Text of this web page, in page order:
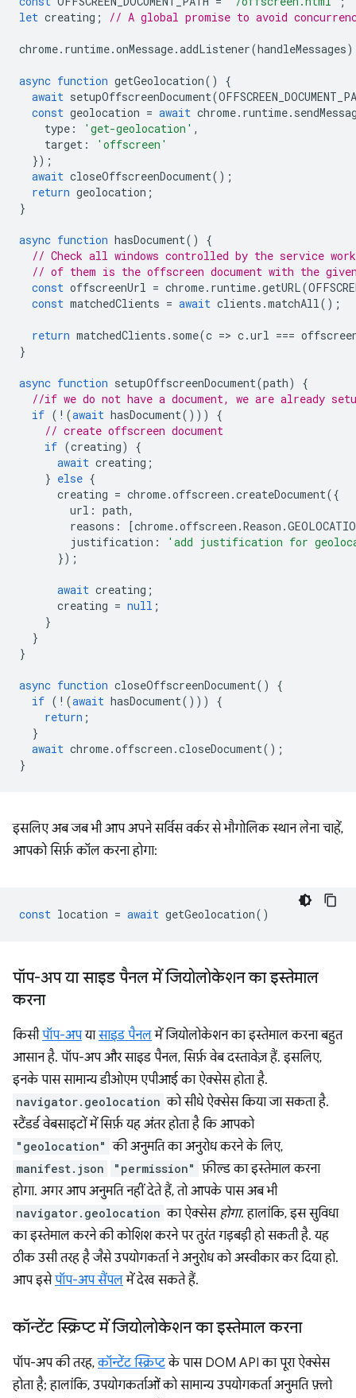
let creating ; // A global promise to avoid
chrome. runtime.onMessage.addListener(handleMessages
async function getGeolocation()
{
await setupOffscreenDocument(
const geolocation = await chrome. runtime.
type : 'get-geolocation' ,
target :
'offscreen'
});
await closeOffscreenDocument();
return geolocation ;
}
async function hasDocument()
{
// Check all windows controlled by the service
// of them is the offscreen document with the
const offscreenUrl = chrome. runtime.getURL(
const matchedClients = await clients .matchAll ();
return matchedClients . some(c => c.url ===
}
async function setupOffscreenDocument(path)
{
//if we do not have a document, we are already
if ( ! (await hasDocument()))
{
// create offscreen document
if (creating)
{
await creating ;
} else {
creating = chrome.offscreen .createDocument({
url : path,
reasons : [chrome.offscreen .Reason .
justification :
'add justification for
});
await creating ;
creating = null ;
}
}
}
async function closeOffscreenDocument()
{
if ( ! (await hasDocument()))
{
return ;
}
await chrome.offscreen .closeDocument();
}
इसलिए अब जब भी आप अपने सर्विस वर्कर से भौगोलिक स्थान लेना चाहें,
आपको सिर्फ़ कॉल करना होगा:
const location = await getGeolocation()
पॉप-अप या साइड पैनल में जियोलोकेशन का इस्तेमाल
करना
किसीपॉप-अपयासाइड पैनलमें जियोलोकेशन का इस्तेमाल करना बहुत
आसान है. पॉप-अप और साइड पैनल, सिर्फ़ वेब दस्तावेज़ हैं. इसलिए,
इनके पास सामान्य डीओएम एपीआई का ऐक्सेस होता है.
navigator.geolocation को सीधे ऐक्सेस किया जा सकता है.
स्टैंडर्ड वेबसाइटों में सिर्फ़ यह अंतर होता है कि आपको
"geolocation" की अनुमति का अनुरोध करने के लिए,
manifest.json "permission" फ़ील्ड का इस्तेमाल करना
होगा. अगर आप अनुमति नहीं देते हैं, तो आपके पास अब भी
navigator.geolocation का ऐक्सेस होगा. हालांकि, इस सुविधा
का इस्तेमाल करने की कोशिश करने पर तुरंत गड़बड़ी हो सकती है. यह
ठीक उसी तरह है जैसे उपयोगकर्ता ने अनुरोध को अस्वीकार कर दिया हो.
आप इसेपॉप-अप सैंपलमें देख सकते हैं.
कॉन्टेंट स्क्रिप्ट में जियोलोकेशन का इस्तेमाल करना
पॉप-अप की तरह,कॉन्टेंट स्क्रिप्टके पास DOM API का पूरा ऐक्सेस
होता है; हालांकि, उपयोगकर्ताओं को सामान्य उपयोगकर्ता अनुमति फ़्लो